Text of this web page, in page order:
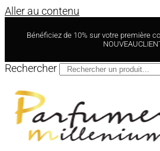
Aller au contenu
Bénéficiez de 10% sur votre première
Rechercher